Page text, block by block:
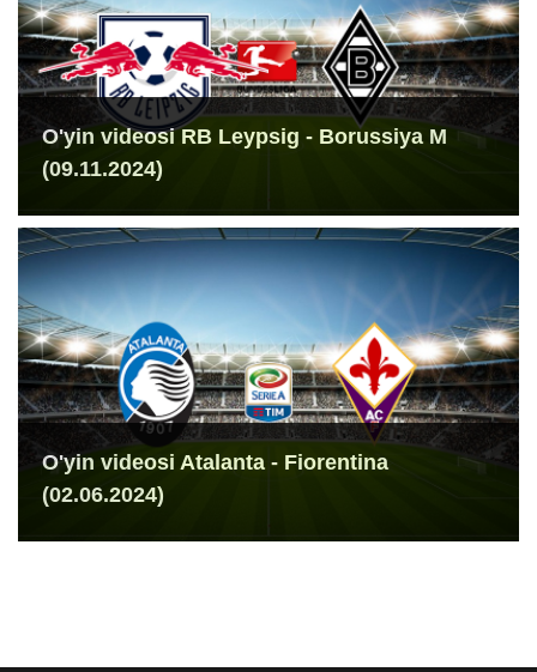
O'yin videosi RB Leypsig - Borussiya M
(09.11.2024)
O'yin videosi Atalanta - Fiorentina
(02.06.2024)